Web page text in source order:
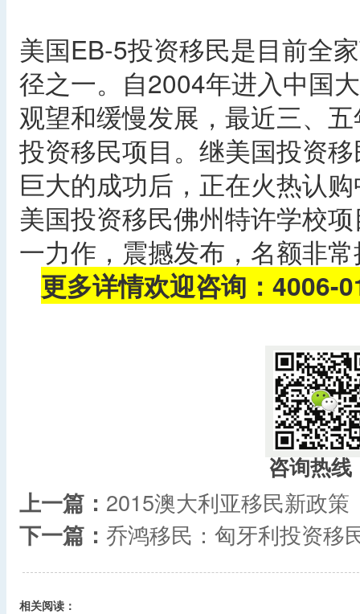
美国EB-5投资移民是目前全
径之一。自2004年进入中国
观望和缓慢发展，最近三、
投资移民项目。继美国投资
巨大的成功后，正在火热认
美国投资移民佛州特许学校
一力作，震撼发布，名额非
更多详情欢迎咨询：4006-
咨询热线
上一篇： 2015澳大利亚移民新政策
下一篇： 乔鸿移民：匈牙利投资移
相关阅读：